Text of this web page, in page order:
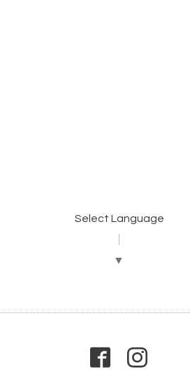
Select Language
▼